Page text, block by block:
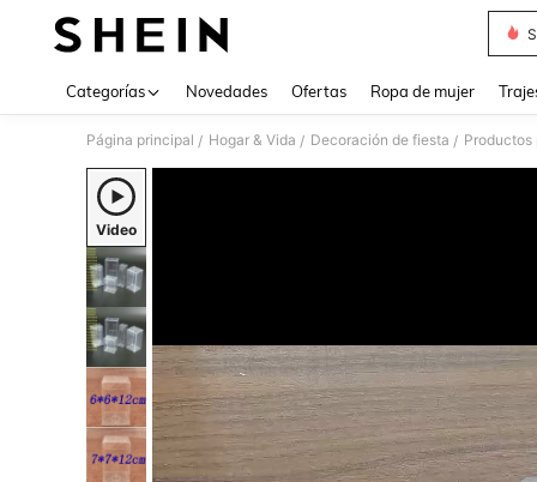
Categorías Novedades Ofertas Ropa de mujer
Página principal / Hogar & Vida / Decoración de fiesta / Productos
Video